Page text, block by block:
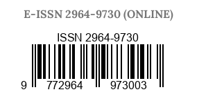
E-ISSN 2964-9730 (ONLINE)